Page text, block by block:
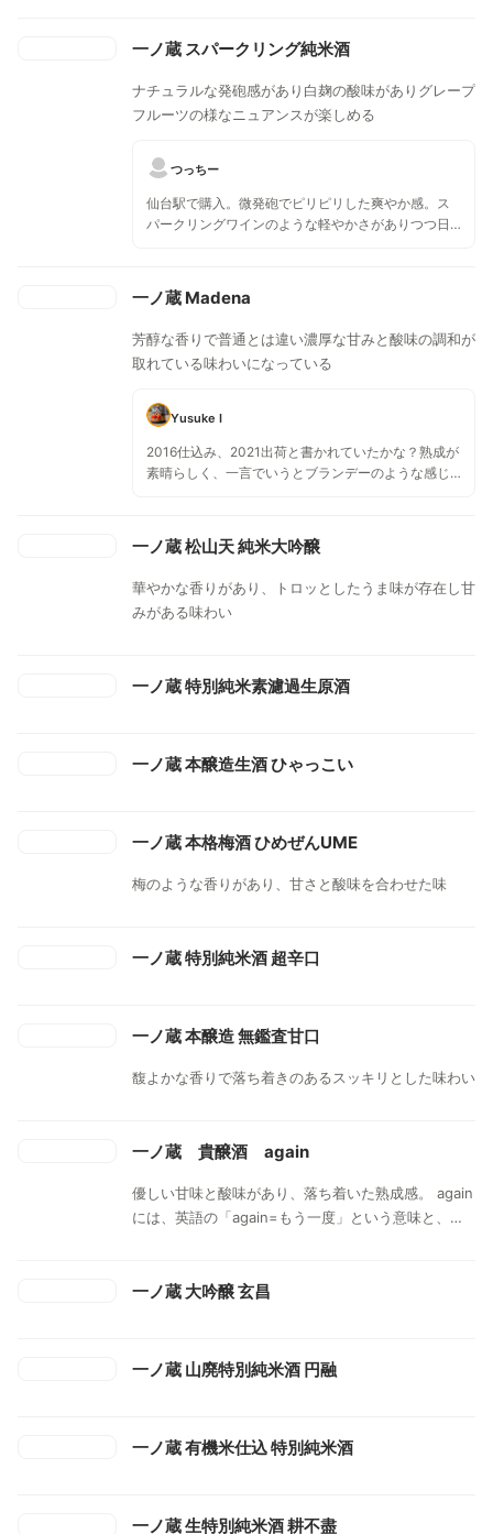
一ノ蔵 スパークリング純米酒
ナチュラルな発砲感があり白麹の酸味がありグレープ
フルーツの様なニュアンスが楽しめる
つっちー
仙台駅で購入。微発砲でピリピリした爽やか感。ス
パークリングワインのような軽やかさがありつつ日
一ノ蔵 Madena
芳醇な香りで普通とは違い濃厚な甘みと酸味の調和が
取れている味わいになっている
Yusuke I
2016仕込み、2021出荷と書かれていたかな？熟成が
素晴らしく、一言でいうとブランデーのような感じ
一ノ蔵 松山天 純米大吟醸
華やかな香りがあり、トロッとしたうま味が存在し甘
みがある味わい
一ノ蔵 特別純米素濾過生原酒
一ノ蔵 本醸造生酒 ひゃっこい
一ノ蔵 本格梅酒 ひめぜんUME
梅のような香りがあり、甘さと酸味を合わせた味
一ノ蔵 特別純米酒 超辛口
一ノ蔵 本醸造 無鑑査甘口
馥よかな香りで落ち着きのあるスッキリとした味わい
一ノ蔵 貴醸酒 again
優しい甘味と酸味があり、落ち着いた熟成感。 again
には、英語の「again=もう一度」という意味と、宮
一ノ蔵 大吟醸 玄昌
一ノ蔵 山廃特別純米酒 円融
一ノ蔵 有機米仕込 特別純米酒
一ノ蔵 生特別純米酒 耕不盡